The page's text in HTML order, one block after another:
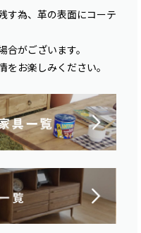
す為、革の表面にコーテ
がございます。
お楽しみください。